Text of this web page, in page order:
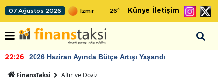
07 Ağustos 2026 26° Künye İletişim
22:26 2026 Haziran Ayında Bütçe Artışı Yaşandı
FinansTaksi Altın ve Döviz